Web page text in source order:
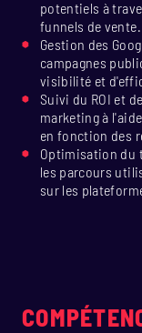
potentiels à
funnels de vente.
Gestion des
campagnes
visibilité et
Suivi du ROI et
marketing à
en fonction des
Optimisation du
les parcours
sur les